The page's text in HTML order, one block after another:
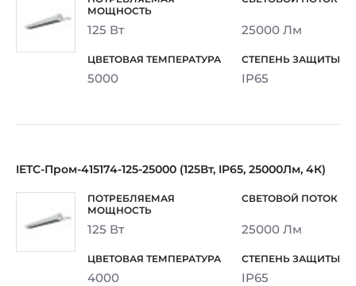
125 Вт 25000 Лм
5000 IP65
IETC-Пром-415174-125-25000 (125Вт, IP65, 25000Лм, 4К)
125 Вт 25000 Лм
4000 IP65